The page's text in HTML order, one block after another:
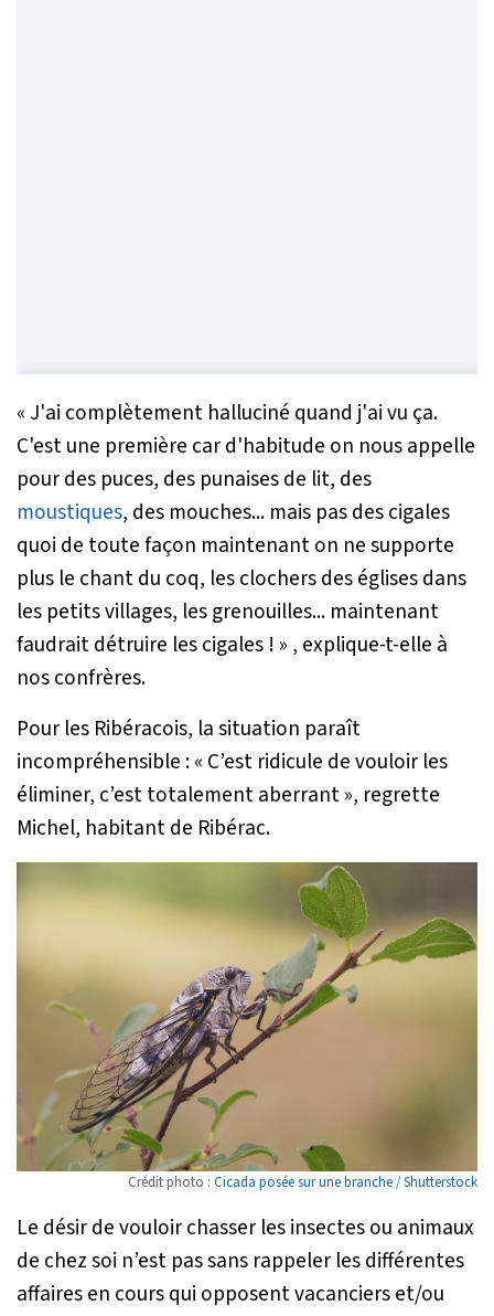
« J'ai complètement halluciné quand j'ai vu ça.
C'est une première car d'habitude on nous appelle
pour des puces, des punaises de lit, des
moustiques, des mouches... mais pas des cigales
quoi de toute façon maintenant on ne supporte
plus le chant du coq, les clochers des églises dans
les petits villages, les grenouilles... maintenant
faudrait détruire les cigales ! » , explique-t-elle à
nos confrères.
Pour les Ribéracois, la situation paraît
incompréhensible :« C’est ridicule de vouloir les
éliminer, c’est totalement aberrant », regrette
Michel, habitant de Ribérac.
Crédit photo : Cicada posée sur une branche / Shutterstock
Le désir de vouloir chasser les insectes ou animaux
de chez soi n’est pas sans rappeler les différentes
affaires en cours qui opposent vacanciers et/ou